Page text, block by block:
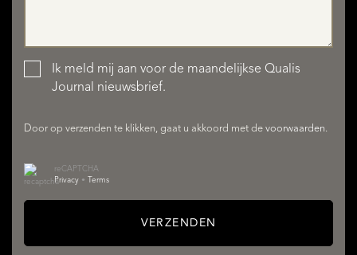
Ik meld mij aan voor de maandelijkse Qualis
Journal nieuwsbrief.
Door op verzenden te klikken, gaat u akkoord met de voorwaarden.
reCAPTCHA
Privacy • Terms
VERZENDEN
AANBOD